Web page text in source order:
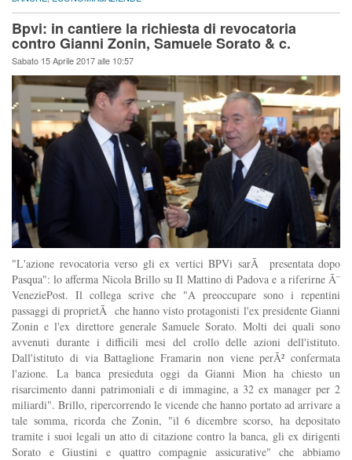
Bpvi: in cantiere la richiesta di revocatoria
contro Gianni Zonin, Samuele Sorato & c.
Sabato 15 Aprile 2017 alle 10:57
"L'azione revocatoria verso gli ex vertici BPVi sarÃ presentata dopo
Pasqua": lo afferma Nicola Brillo su Il Mattino di Padova e a riferirne Ã¨
VeneziePost. Il collega scrive che "A preoccupare sono i repentini
passaggi di proprietÃ che hanno visto protagonisti l'ex presidente Gianni
Zonin e l'ex direttore generale Samuele Sorato. Molti dei quali sono
avvenuti durante i difficili mesi del crollo delle azioni dell'istituto.
Dall'istituto di via Battaglione Framarin non viene perÃ² confermata
l'azione. La banca presieduta oggi da Gianni Mion ha chiesto un
risarcimento danni patrimoniali e di immagine, a 32 ex manager per 2
miliardi". Brillo, ripercorrendo le vicende che hanno portato ad arrivare a
tale somma, ricorda che Zonin, "il 6 dicembre scorso, ha depositato
tramite i suoi legali un atto di citazione contro la banca, gli ex dirigenti
Sorato e Giustini e quattro compagnie assicurative" che abbiamo